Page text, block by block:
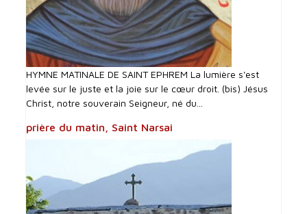
HYMNE MATINALE DE SAINT EPHREM La lumière s'est
levée sur le juste et la joie sur le cœur droit. (bis) Jésus
Christ, notre souverain Seigneur, né du...
prière du matin, Saint Narsai